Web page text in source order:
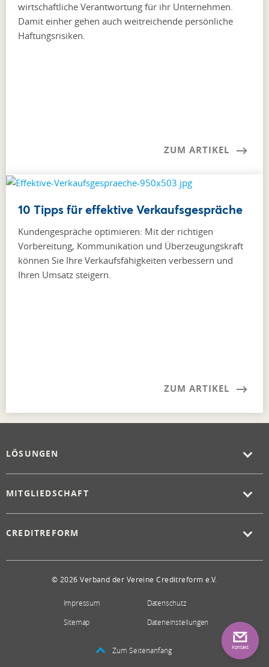
wirtschaftliche Verantwortung für ihr Unternehmen.
Damit einher gehen auch weitreichende persönliche
Haftungsrisiken.
ZUM ARTIKEL
10 Tipps für effektive Verkaufsgespräche
Kundengespräche optimieren: Mit der richtigen
Vorbereitung, Kommunikation und Überzeugungskraft
können Sie Ihre Verkaufsfähigkeiten verbessern und
Ihren Umsatz steigern.
ZUM ARTIKEL
LÖSUNGEN
MITGLIEDSCHAFT
CREDITREFORM
© 2026 Verband der Vereine Creditreform e.V.
Impressum
Datenschutz
Sitemap
Dateneinstellungen
Zum Seitenanfang Kontakt